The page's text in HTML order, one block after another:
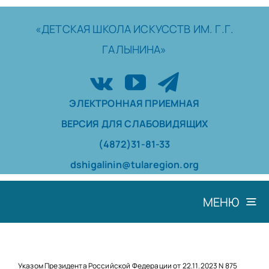
Skip
«ДЕТСКАЯ ШКОЛА ИСКУССТВ ИМ. Г.Г.
ГАЛЫНИНА»
ЭЛЕКТРОННАЯ ПРИЕМНАЯ
ВЕРСИЯ ДЛЯ СЛАБОВИДЯЩИХ
(4872)31-81-33
dshigalinin@tularegion.org
МЕНЮ
Указом Президента Российской Федерации от 22.11.2023 N875